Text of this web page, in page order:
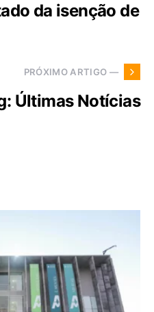
da isenção de
PRÓXIMO ARTIGO —
Últimas Notícias